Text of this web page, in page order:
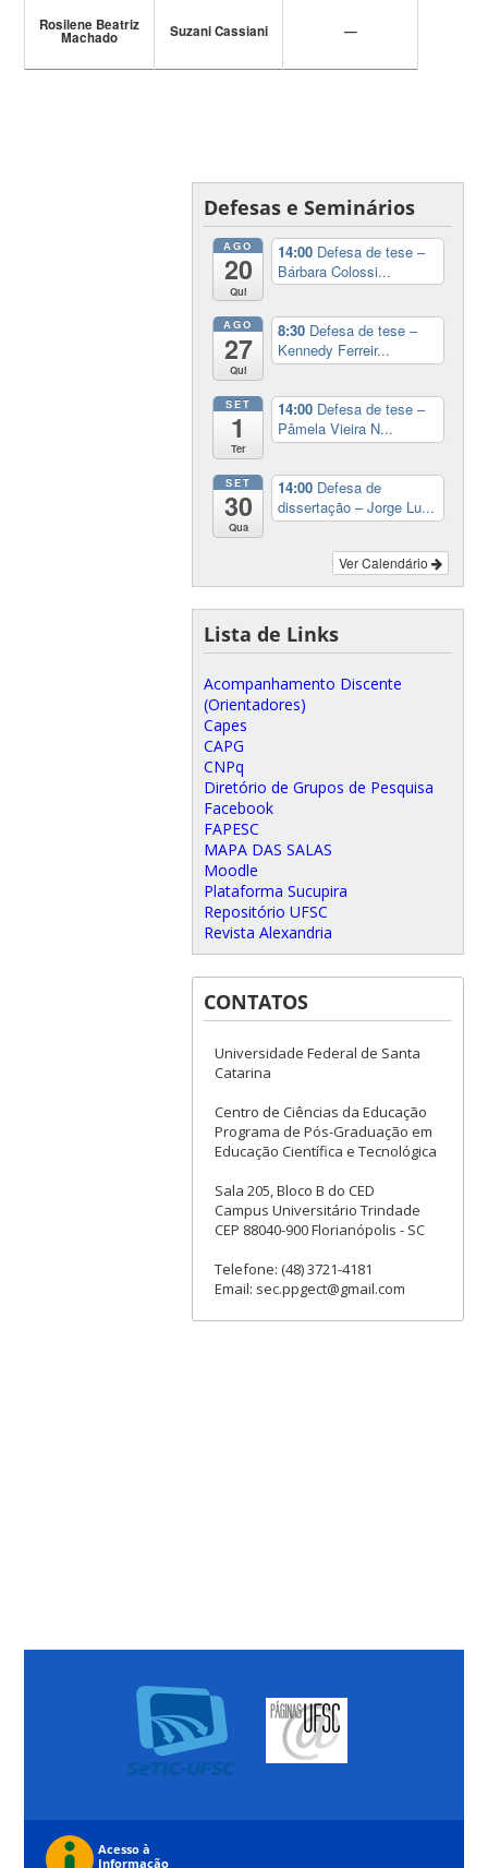
Rosilene Beatriz
Machado Suzani Cassiani —
Defesas e Seminários
AGO
20
Qui
14:00 Defesa de tese –
Bárbara Colossi...
AGO
27
Qui
8:30 Defesa de tese –
Kennedy Ferreir...
SET
1
Ter
14:00 Defesa de tese –
Pâmela Vieira N...
SET
30
Qua
14:00 Defesa de
dissertação – Jorge Lu...
Ver Calendário
Lista de Links
Acompanhamento Discente
(Orientadores)
Capes
CAPG
CNPq
Diretório de Grupos de Pesquisa
Facebook
FAPESC
MAPA DAS SALAS
Moodle
Plataforma Sucupira
Repositório UFSC
Revista Alexandria
CONTATOS
Universidade Federal de Santa
Catarina
Centro de Ciências da Educação
Programa de Pós-Graduação em
Educação Científica e Tecnológica
Sala 205, Bloco B do CED
Campus Universitário Trindade
CEP 88040-900 Florianópolis - SC
Telefone: (48) 3721-4181
Email: sec.ppgect@gmail.com